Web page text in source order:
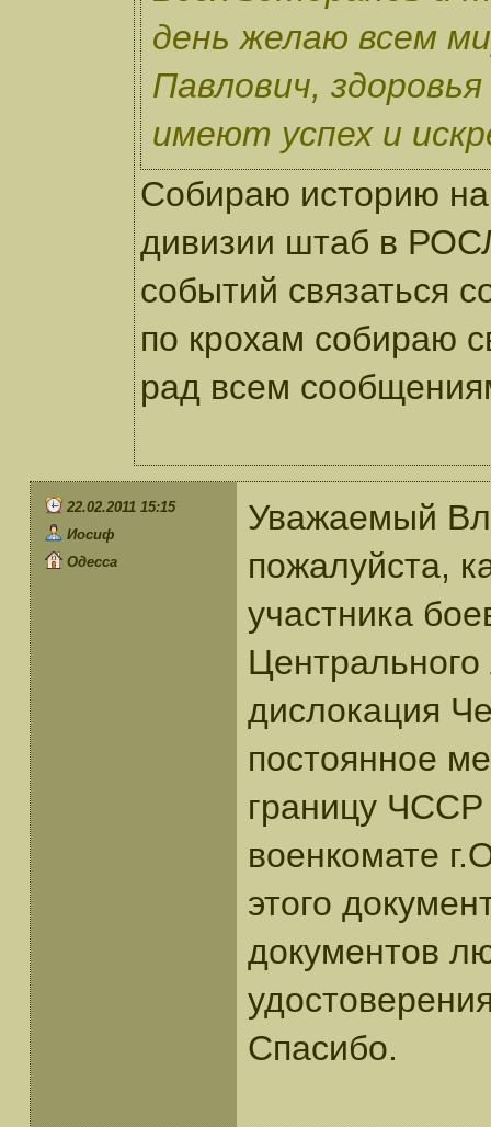
день желаю всем
Павлович,
имеют успех и
Собираю историю
дивизии штаб в
событий связаться
по крохам собираю
рад всем
22.02.2011 15:15
Иосиф
Одесса
Уважаемый
пожалуйста,
участника
дислокация
постоянное
границу ЧССР
военкомате
этого
документов
Спасибо.